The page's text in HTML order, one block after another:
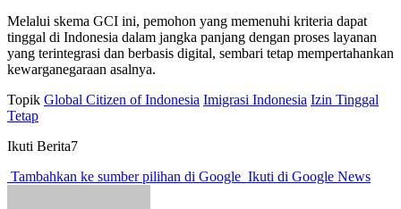
Melalui skema GCI ini, pemohon yang memenuhi kriteria dapat
tinggal di Indonesia dalam jangka panjang dengan proses layanan
yang terintegrasi dan berbasis digital, sembari tetap mempertahankan
kewarganegaraan asalnya.
Topik Global Citizen of Indonesia Imigrasi Indonesia Izin Tinggal
Tetap
Ikuti Berita7
Tambahkan ke sumber pilihan di Google Ikuti di Google News